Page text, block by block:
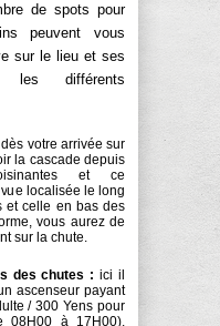
de spots pour
peuvent vous
sur le lieu et ses
les différents
dès votre arrivée sur
la cascade depuis
et ce
localisée le long
et celle en bas des
vous aurez de
sur la chute.
des chutes : ici il
ascenseur payant
/ 300 Yens pour
08H00 à 17H00).